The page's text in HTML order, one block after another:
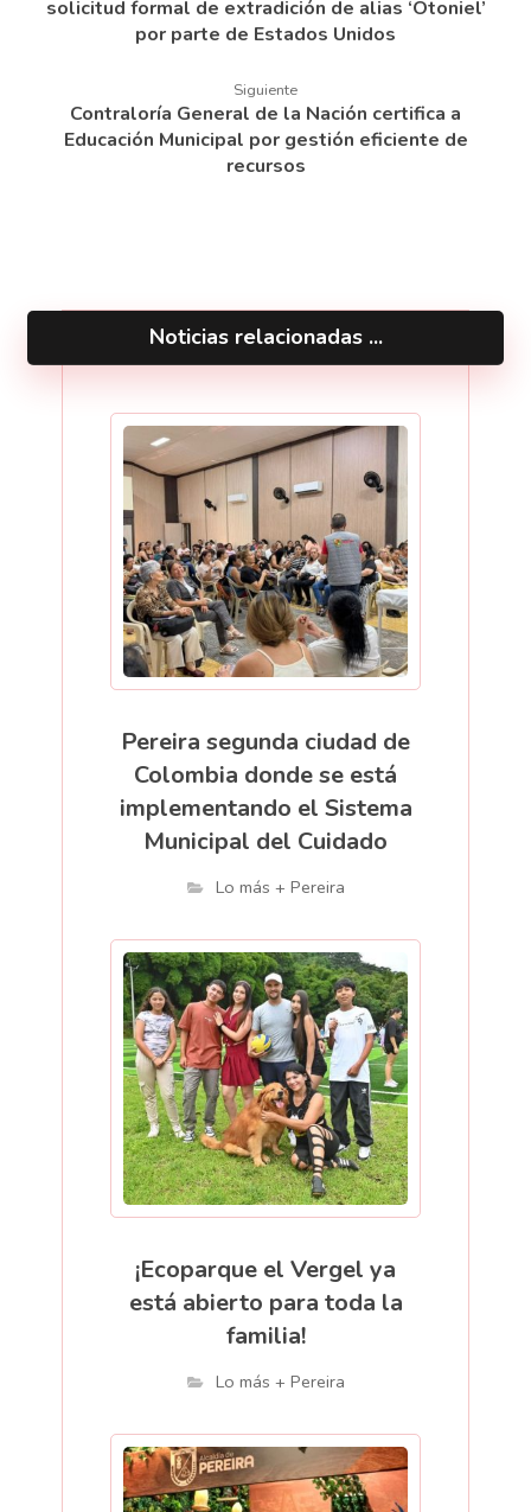
solicitud formal de extradición de alias ‘Otoniel’
por parte de Estados Unidos
Siguiente
Contraloría General de la Nación certifica a
Educación Municipal por gestión eficiente de
recursos
Noticias relacionadas ...
Pereira segunda ciudad de
Colombia donde se está
implementando el Sistema
Municipal del Cuidado
Lo más + Pereira
¡Ecoparque el Vergel ya
está abierto para toda la
familia!
Lo más + Pereira